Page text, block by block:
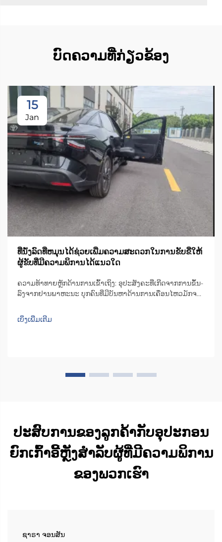
ບົດຄວາມທີ່ກ່ຽວຂ້ອງ
15
Jan
ທີ່ນັ່ງລົດທີ່ຫມຸນໄດ້ຊ່ວຍເພີ່ມຄວາມສະດວກໃນການຂັບຂີ່ໃຫ້
ຜູ້ຂັບທີ່ມີຄວາມພິການໄດ້ແນວໃດ
ຄວາມທ້າທາຍຫຼັກດ້ານການເຂົ້າເຖິງ: ອຸປະສັງຄະທີ່ເກີດຈາກການຂຶ້ນ-
ລົງຈາກຢານພາຫະນະ ບຸກຄົນທີ່ມີບັນຫາດ້ານການເຄື່ອນໄຫວມັກຈະ
ດ້ານໃນຂອງລົດສ່ວນຫຼາຍບໍ່ພຽງພໍ, ສົ່ງຜົນໃຫ້ຜູ້ໃຊ້ຕ້ອງບີບຕົວ ຫຼື ຕື່ນ
ເທິງ...
ເບິ່ງເພີ່ມເຕີມ
ປະສົບການຂອງລູກຄ້າກັບອຸປະກອນ
ຍົກເກົ້າອີ້ຫຼັງສຳລັບຜູ້ທີ່ມີຄວາມພິການ
ຂອງພວກເຮົາ
ຊາຣາ ຈອນສັນ